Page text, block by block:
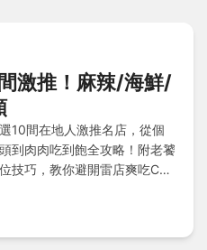
激推！麻辣/海鮮/
10間在地人激推名店，從個
到肉肉吃到飽全攻略！附老饕
技巧，教你避開雷店爽吃CP